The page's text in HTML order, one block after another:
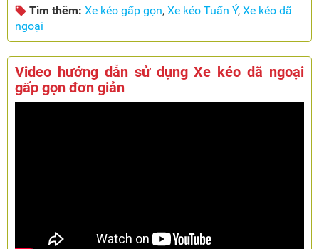
Tìm thêm: Xe kéo gấp gọn, Xe kéo Tuấn Ý, Xe kéo dã
ngoại
Video hướng dẫn sử dụng Xe kéo dã ngoại
gấp gọn đơn giản